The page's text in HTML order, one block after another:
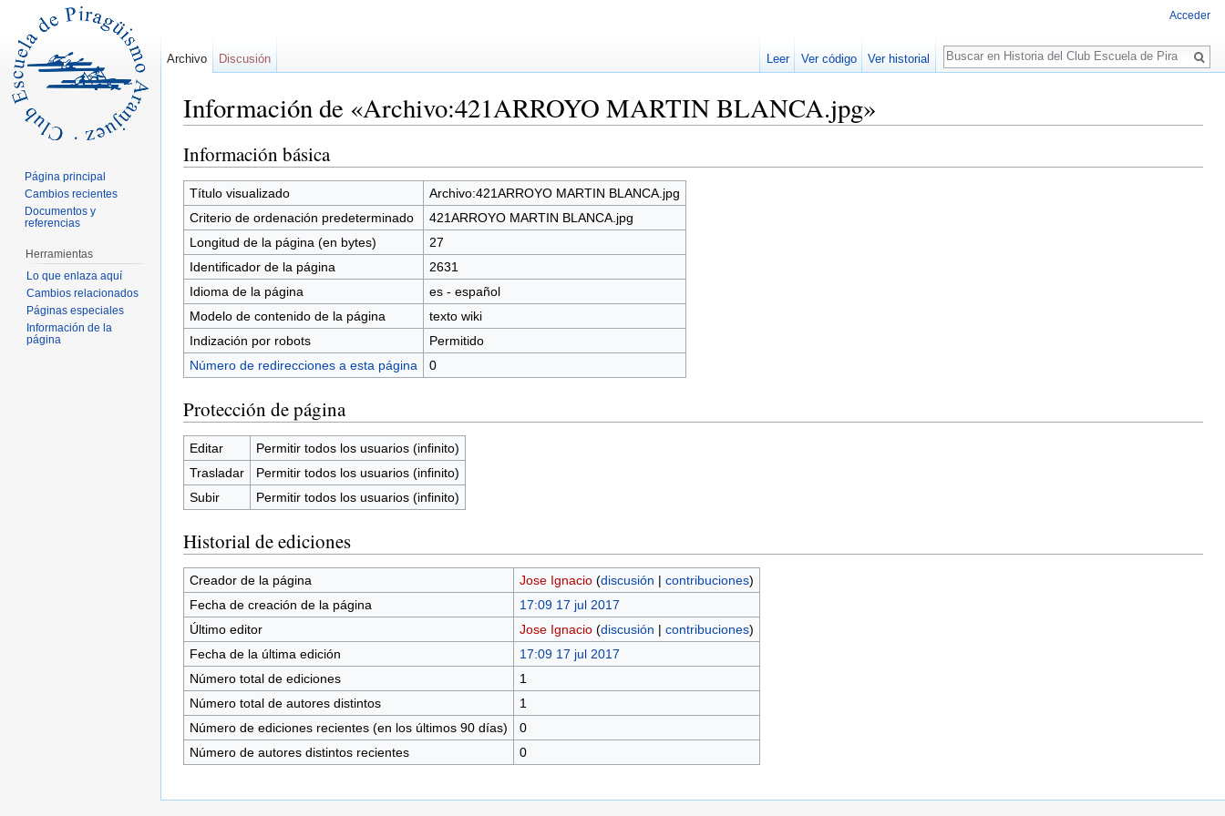
Información de «Archivo:421ARROYO MARTIN BLANCA.jpg»
Información básica
Título visualizado
Archivo:421ARROYO MARTIN BLANCA.jpg
Criterio de ordenación predeterminado
421ARROYO MARTIN BLANCA.jpg
Longitud de la página (en bytes)
27
Identificador de la página
2631
Idioma de la página
es - español
Modelo de contenido de la página
texto wiki
Indización por robots
Permitido
Número de redirecciones a esta página
0
Protección de página
Editar
Permitir todos los usuarios (infinito)
Trasladar
Permitir todos los usuarios (infinito)
Subir
Permitir todos los usuarios (infinito)
Historial de ediciones
Creador de la página Jose Ignacio (discusión | contribuciones)
Fecha de creación de la página
17:09 17 jul 2017
Último editor
Jose Ignacio (discusión | contribuciones)
Fecha de la última edición
17:09 17 jul 2017
Número total de ediciones
1
Número total de autores distintos
1
Número de ediciones recientes (en los últimos 90 días)
0
Número de autores distintos recientes
0
Acceder
Archivo Discusión Leer Ver código Ver historial
Buscar
Página principal
Cambios recientes
Documentos y
referencias
Herramientas
Lo que enlaza aquí
Cambios relacionados
Páginas especiales
Información de la
página